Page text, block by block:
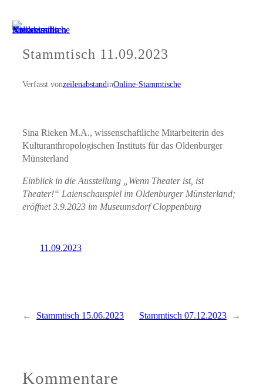
Zum
Inhalt
springenStammtisch 11.09.2023
Verfasst vonzeilenabstandinOnline-Stammtische
Sina Rieken M.A., wissenschaftliche Mitarbeiterin des
Kulturanthropologischen Instituts für das Oldenburger
Münsterland
Einblick in die Ausstellung „Wenn Theater ist, ist
Theater!“ Laienschauspiel im Oldenburger Münsterland;
eröffnet 3.9.2023 im Museumsdorf Cloppenburg
11.09.2023
← Stammtisch 15.06.2023 Stammtisch 07.12.2023 →
Kommentare